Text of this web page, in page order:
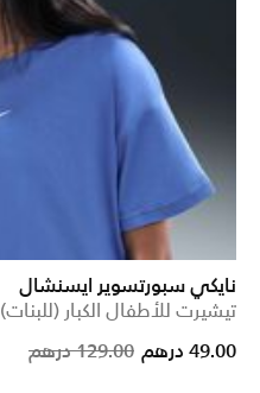
نايكي سبورتسوير ايسنشال
تيشيرت للأطفال الكبار (للبنات)
Price 129.00 درهم to
49.00 درهم